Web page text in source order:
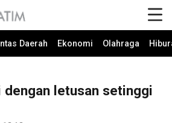
Daerah Ekonomi Olahraga
dengan letusan setinggi